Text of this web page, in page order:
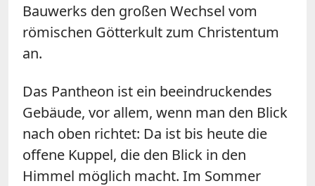
Bauwerks den großen Wechsel vom
römischen Götterkult zum Christentum
an.
Das Pantheon ist ein beeindruckendes
Gebäude, vor allem, wenn man den Blick
nach oben richtet: Da ist bis heute die
offene Kuppel, die den Blick in den
Himmel möglich macht. Im Sommer